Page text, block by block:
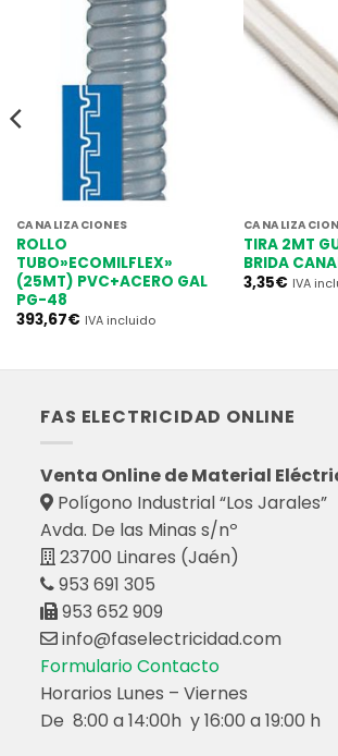
CANALIZACIONES
ROLLO
TUBO»ECOMILFLEX»
(25MT) PVC+ACERO GAL
PG-48
393,67€ IVA incluido
TIRA 2MT
BRIDA
3,35€ IVA
FAS ELECTRICIDAD ONLINE
Venta Online de Material
Polígono Industrial “Los Jarales”
Avda. De las Minas s/nº
23700 Linares (Jaén)
953 691 305
953 652 909
info@faselectricidad.com
Formulario Contacto
Horarios Lunes – Viernes
De 8:00 a 14:00h y 16:00 a 19:00 h